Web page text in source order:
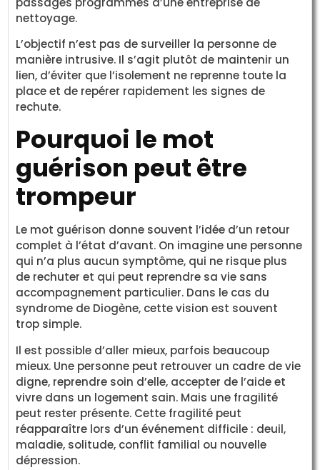
nettoyage.
L’objectif n’est pas de surveiller la personne de
manière intrusive. Il s’agit plutôt de maintenir un
lien, d’éviter que l’isolement ne reprenne toute la
place et de repérer rapidement les signes de
rechute.
Pourquoi le mot
guérison peut être
trompeur
Le mot guérison donne souvent l’idée d’un retour
complet à l’état d’avant. On imagine une personne
qui n’a plus aucun symptôme, qui ne risque plus
de rechuter et qui peut reprendre sa vie sans
accompagnement particulier. Dans le cas du
syndrome de Diogène, cette vision est souvent
trop simple.
Il est possible d’aller mieux, parfois beaucoup
mieux. Une personne peut retrouver un cadre de vie
digne, reprendre soin d’elle, accepter de l’aide et
vivre dans un logement sain. Mais une fragilité
peut rester présente. Cette fragilité peut
réapparaître lors d’un événement difficile : deuil,
maladie, solitude, conflit familial ou nouvelle
dépression.